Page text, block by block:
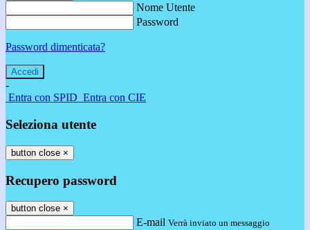
Nome Utente
Password
Password dimenticata?
-
Entra con SPID Entra con CIE
Seleziona utente
button close ×
Recupero password
button close ×
E-mail Verrà inviato un messaggio